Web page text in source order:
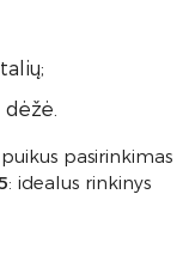
pasirinkimas
: idealus rinkinys